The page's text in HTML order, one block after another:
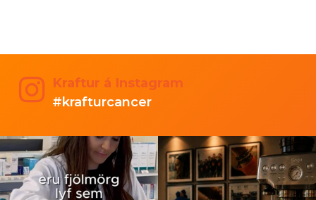
Kraftur á Instagram
#krafturcancer